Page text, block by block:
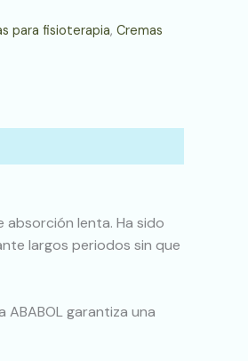
para fisioterapia, Cremas
lenta. Ha sido
largos periodos sin que
garantiza una